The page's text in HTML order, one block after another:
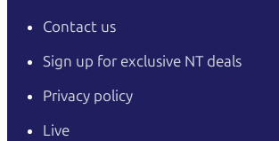
Contact us
Sign up for exclusive NT deals
Privacy policy
Live